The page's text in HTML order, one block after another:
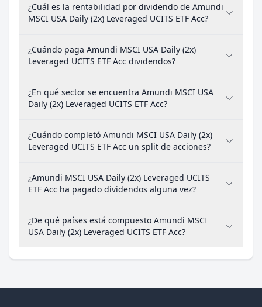
¿Cuál es la rentabilidad por dividendo de Amundi
MSCI USA Daily (2x) Leveraged UCITS ETF Acc?
¿Cuándo paga Amundi MSCI USA Daily (2x)
Leveraged UCITS ETF Acc dividendos?
¿En qué sector se encuentra Amundi MSCI USA
Daily (2x) Leveraged UCITS ETF Acc?
¿Cuándo completó Amundi MSCI USA Daily (2x)
Leveraged UCITS ETF Acc un split de acciones?
¿Amundi MSCI USA Daily (2x) Leveraged UCITS
ETF Acc ha pagado dividendos alguna vez?
¿De qué países está compuesto Amundi MSCI
USA Daily (2x) Leveraged UCITS ETF Acc?